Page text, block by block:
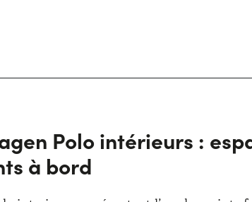
Polo intérieurs :
à bord